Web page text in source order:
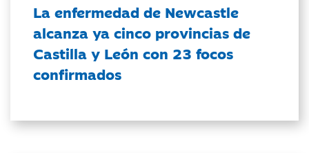
La enfermedad de Newcastle
alcanza ya cinco provincias de
Castilla y León con 23 focos
confirmados